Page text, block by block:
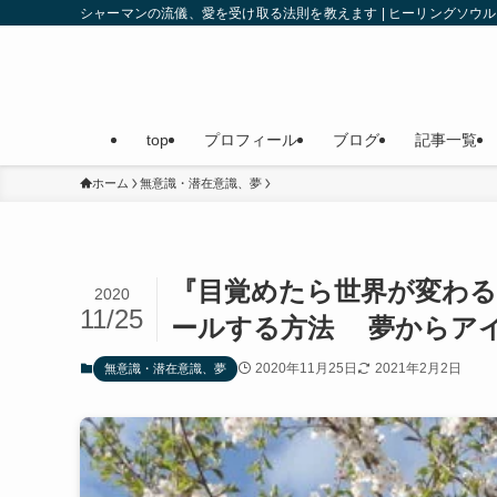
シャーマンの流儀、愛を受け取る法則を教えます | ヒーリングソ
top プロフィール ブログ 記事一覧
ホーム 無意識・潜在意識、夢
『目覚めたら世界が変
ールする方法 夢からア
2020
11/25
無意識・潜在意識、夢 2020年11月25日 2021年2月2日